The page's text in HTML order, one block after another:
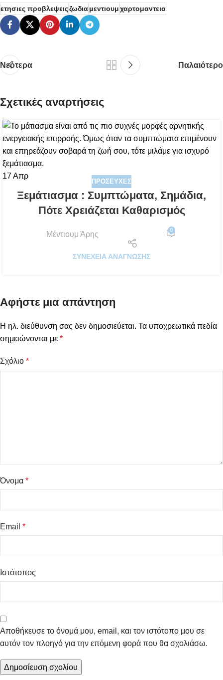
ετησιες προβλεψειςζωδιαμεντιουμχαρτομαντεια
Νεότερα Παλαιότερο
Σχετικές αναρτήσεις
17Απρ
ΠΡΟΣΕΥΧΈΣ
Ξεμάτιασμα : Συμπτώματα, Σημάδια,
Πότε Χρειάζεται Καθαρισμός
Μέντιουμ Άρης
0
ΣΥΝΈΧΕΙΑ ΑΝΆΓΝΩΣΗΣ
Αφήστε μια απάντηση
Η ηλ. διεύθυνση σας δεν δημοσιεύεται. Τα υποχρεωτικά πεδία
σημειώνονται με *
Σχόλιο *
Όνομα *
Email *
Ιστότοπος
Αποθήκευσε το όνομά μου, email, και τον ιστότοπο μου σε
αυτόν τον πλοηγό για την επόμενη φορά που θα σχολιάσω.